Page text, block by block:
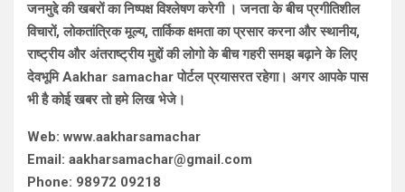
जनमुद्दे की खबरों का निष्पक्ष विश्लेषण करेगी । जनता के बीच प्रगीतिशील
विचारों, लोकतांत्रिक मूल्य, तार्किक क्षमता का प्रसार करना और स्थानीय,
राष्ट्रीय और अंतराष्ट्रीय मुद्दों की लोगो के बीच गहरी समझ बढ़ाने के लिए
देवभूमि Aakhar samachar पोर्टल प्रयासरत रहेगा। अगर आपके पास
भी है कोई खबर तो हमे लिख भेजे।
Web: www.aakharsamachar
Email: aakharsamachar@gmail.com
Phone: 98972 09218